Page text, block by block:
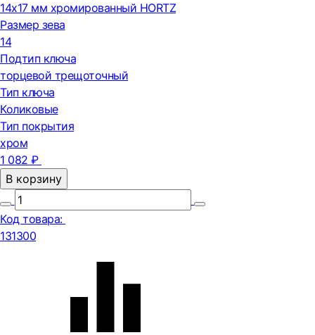
14x17 мм хромированный HORTZ
Размер зева
14
Подтип ключа
торцевой трещоточный
Тип ключа
Коликовые
Тип покрытия
хром
1 082 ₽
В корзину
Код товара:
131300